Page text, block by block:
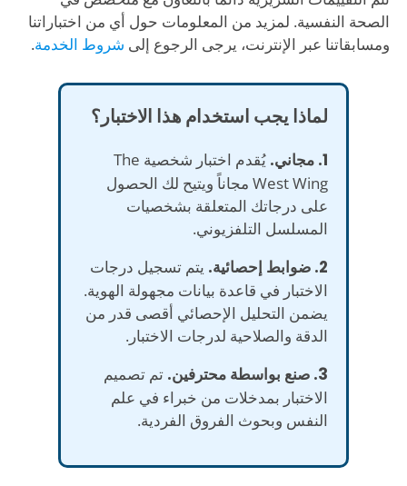
الصحة النفسية. لمزيد من المعلومات حول أي من اختباراتنا
ومسابقاتنا عبر الإنترنت، يرجى الرجوع إلى شروط الخدمة.
لماذا يجب استخدام هذا الاختبار؟
1. مجاني.
يُقدم اختبار شخصية The
West Wing مجاناً ويتيح لك الحصول
على درجاتك المتعلقة بشخصيات
المسلسل التلفزيوني.
2. ضوابط إحصائية.
يتم تسجيل درجات
الاختبار في قاعدة بيانات مجهولة الهوية.
يضمن التحليل الإحصائي أقصى قدر من
الدقة والصلاحية لدرجات الاختبار.
3. صنع بواسطة محترفين.
تم تصميم
الاختبار بمدخلات من خبراء في علم
النفس وبحوث الفروق الفردية.